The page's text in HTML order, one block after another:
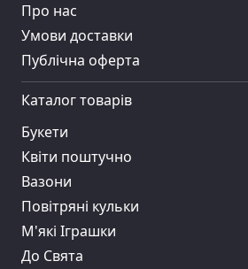
Про нас
Умови доставки
Публiчна оферта
Каталог товарів
Букети
Квіти поштучно
Вазони
Повітряні кульки
М'які Іграшки
До Свята